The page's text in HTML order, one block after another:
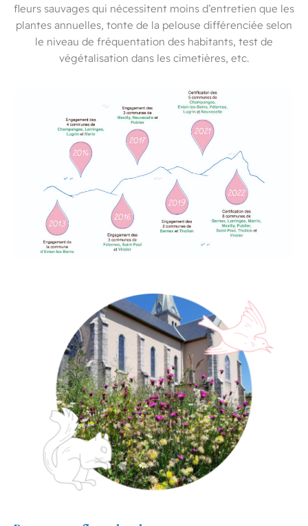
fleurs sauvages qui nécessitent moins d’entretien que les
plantes annuelles, tonte de la pelouse différenciée selon
le niveau de fréquentation des habitants, test de
végétalisation dans les cimetières, etc.